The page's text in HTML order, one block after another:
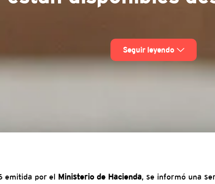
Seguir leyendo
emitida por el Ministerio de Hacienda, se informó una